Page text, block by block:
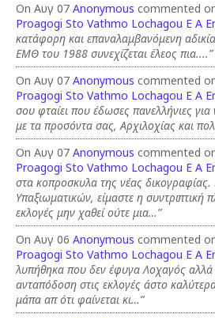
On Αυγ 07 Anonymous commented
Proagogi Sto Vathmo Lochagou E A
κατάφορη και επαναλαμβανόμενη
ΕΜΘ του 1988 συνεχίζεται έλεος πια....”
On Αυγ 07 Anonymous commented
Proagogi Sto Vathmo Lochagou E A
σου φταίει που έδωσες πανελλήνιες
με τα προσόντα σας, Αρχιλοχίας και
On Αυγ 07 Anonymous commented
Proagogi Sto Vathmo Lochagou E A
στα κοπροσκυλα της νέας δικογραφίας.
Υπαξιωματικών, είμαστε η συντριπτική
εκλογές μην χαθεί ούτε μια…”
On Αυγ 06 Anonymous commented
Proagogi Sto Vathmo Lochagou E A
λυπήθηκα που δεν έφυγα Λοχαγός αλλά
ανταπόδοση στις εκλογές άστο
μάπα απ ότι φαίνεται κι…”